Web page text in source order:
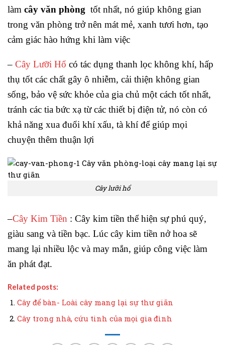
làm cây văn phòng tốt nhất, nó giúp không gian
trong văn phòng trở nên mát mẻ, xanh tươi hơn, tạo
cảm giác hào hứng khi làm việc
– Cây Lưỡi Hổ có tác dụng thanh lọc không khí, hấp
thụ tốt các chất gây ô nhiễm, cải thiện không gian
sống, bảo vệ sức khỏe của gia chủ một cách tốt nhất,
tránh các tia bức xạ từ các thiết bị điện tử, nó còn có
khả năng xua đuổi khí xấu, tà khí để giúp mọi
chuyện thêm thuận lợi
Cây lưỡi hổ
–Cây Kim Tiền : Cây kim tiền thể hiện sự phú quý,
giàu sang và tiền bạc. Lúc cây kim tiền nở hoa sẽ
mang lại nhiều lộc và may mắn, giúp công việc làm
ăn phát đạt.
Related posts:
Cây để bàn- Loài cây mang lại sự thư giãn
Cây trong nhà, cứu tinh của mọi gia đình